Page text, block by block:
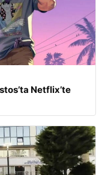
Netflix’te